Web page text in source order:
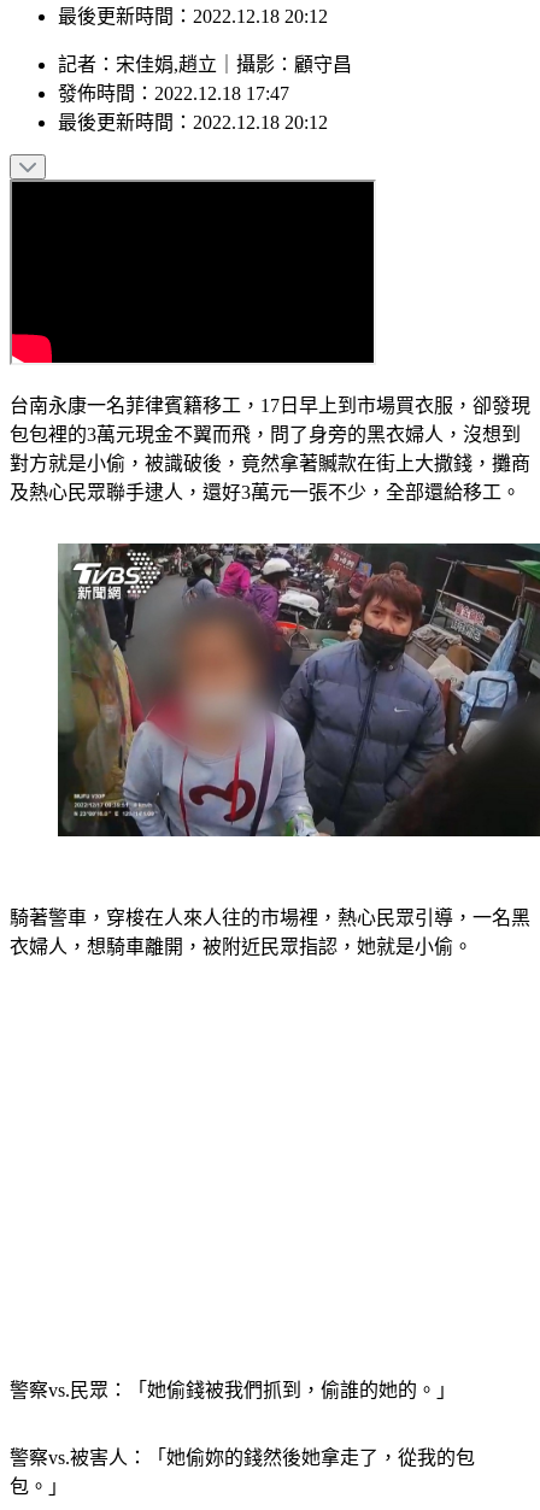
最後更新時間：2022.12.18 20:12
記者 ： 宋佳娟,趙立 攝影 ： 顧守昌
發佈時間： 2022.12.18 17:47
最後更新時間： 2022.12.18 20:12
台南永康一名菲律賓籍移工，17日早上到市場買衣服，卻發現
包包裡的3萬元現金不翼而飛，問了身旁的黑衣婦人，沒想到
對方就是小偷，被識破後，竟然拿著贓款在街上大撒錢，攤商
及熱心民眾聯手逮人，還好3萬元一張不少，全部還給移工。
騎著警車，穿梭在人來人往的市場裡，熱心民眾引導，一名黑
衣婦人，想騎車離開，被附近民眾指認，她就是小偷。
警察vs.民眾：「她偷錢被我們抓到，偷誰的她的。」
警察vs.被害人：「她偷妳的錢然後她拿走了，從我的包
包。」